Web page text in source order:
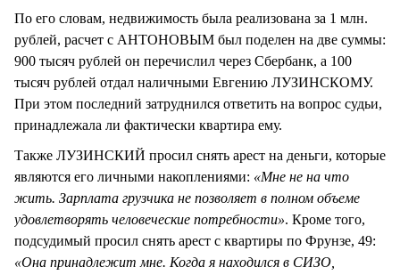
По его словам, недвижимость была реализована за 1 млн.
рублей, расчет с АНТОНОВЫМ был поделен на две суммы:
900 тысяч рублей он перечислил через Сбербанк, а 100
тысяч рублей отдал наличными Евгению ЛУЗИНСКОМУ.
При этом последний затруднился ответить на вопрос судьи,
принадлежала ли фактически квартира ему.
Также ЛУЗИНСКИЙ просил снять арест на деньги, которые
являются его личными накоплениями: «Мне не на что
жить. Зарплата грузчика не позволяет в полном объеме
удовлетворять человеческие потребности». Кроме того,
подсудимый просил снять арест с квартиры по Фрунзе, 49:
«Она принадлежит мне. Когда я находился в СИЗО,